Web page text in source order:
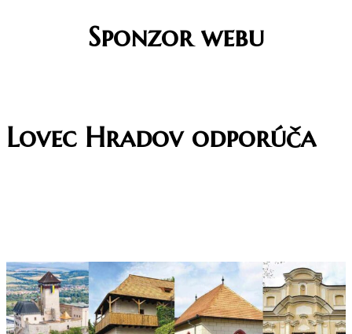
Sponzor webu
Lovec Hradov odporúča